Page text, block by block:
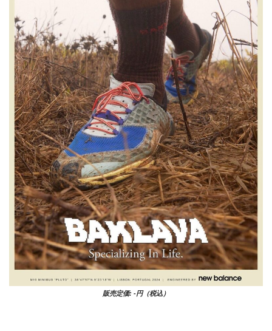
販売定価: -円（税込）